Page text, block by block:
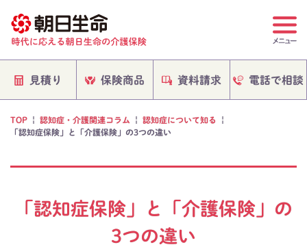
見積り 保険商品 資料請求 電話で相談
TOP | 認知症・介護関連コラム | 認知症について知る |
「認知症保険」と「介護保険」の3つの違い
「認知症保険」と「介護保険」の
3つの違い